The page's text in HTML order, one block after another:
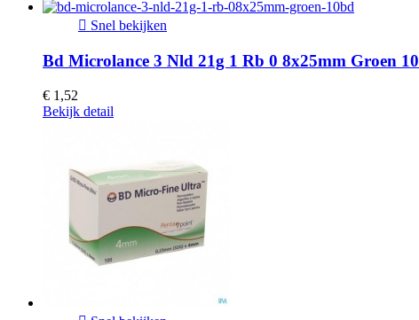
 Snel bekijken
Bd Microlance 3 Nld 21g 1 Rb 0 8x25mm Groen 10
€ 1,52
Bekijk detail